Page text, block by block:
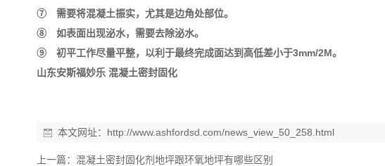
⑦ 需要将混凝土振实，尤其是边角处部位。
⑧ 如表面出现泌水，需要去除泌水。
⑨ 初平工作尽量平整，以利于最终完成面达到高低差小于3mm/2M。
山东安斯福妙乐 混凝土密封固化
本文网址： http://www.ashfordsd.com/news_view_50_258.html
上一篇： 混凝土密封固化剂地坪跟环氧地坪有哪些区别